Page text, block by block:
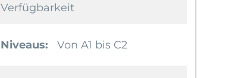
Verfügbarkeit
Niveaus: Von A1 bis C2